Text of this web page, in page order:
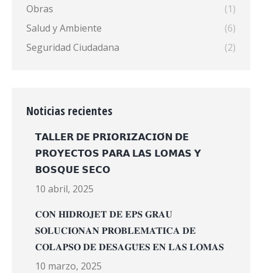
Obras
(1)
Salud y Ambiente
(6)
Seguridad Ciudadana
(2)
Noticias recientes
𝗧𝗔𝗟𝗟𝗘𝗥 𝗗𝗘 𝗣𝗥𝗜𝗢𝗥𝗜𝗭𝗔𝗖𝗜𝗢́𝗡 𝗗𝗘
𝗣𝗥𝗢𝗬𝗘𝗖𝗧𝗢𝗦 𝗣𝗔𝗥𝗔 𝗟𝗔𝗦 𝗟𝗢𝗠𝗔𝗦 𝗬
𝗕𝗢𝗦𝗤𝗨𝗘 𝗦𝗘𝗖𝗢
10 abril, 2025
𝐂𝐎𝐍 𝐇𝐈𝐃𝐑𝐎𝐉𝐄𝐓 𝐃𝐄 𝐄𝐏𝐒 𝐆𝐑𝐀𝐔
𝐒𝐎𝐋𝐔𝐂𝐈𝐎𝐍𝐀𝐍 𝐏𝐑𝐎𝐁𝐋𝐄𝐌𝐀́𝐓𝐈𝐂𝐀 𝐃𝐄
𝐂𝐎𝐋𝐀𝐏𝐒𝐎 𝐃𝐄 𝐃𝐄𝐒𝐀𝐆𝐔̈𝐄𝐒 𝐄𝐍 𝐋𝐀𝐒 𝐋𝐎𝐌𝐀𝐒
10 marzo, 2025